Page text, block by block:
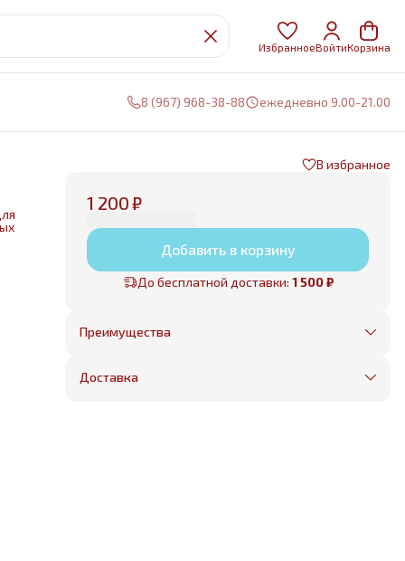
ИзбранноеВойтиКорзина
8 (967) 968-38-88 ежедневно 9.00-21.00
В избранное
1 200 ₽
Добавить в корзину
До бесплатной доставки: 1 500 ₽
Преимущества
Оплата частями в Сплит
Бесплатная доставка в пределах КАД
Доставка